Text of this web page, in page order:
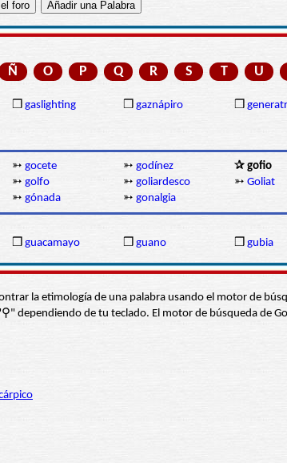
Ñ O P Q R S T U
❒ gaslighting ❒ gaznápiro ❒
➳ gocete ➳ godínez ✰ gofio
➳ golfo ➳ goliardesco ➳ Goliat
➳ gónada ➳ gonalgia
❒ guacamayo ❒ guano ❒ gubia
la etimología de una palabra usando el motor de
dependiendo de tu teclado. El motor de búsqueda de